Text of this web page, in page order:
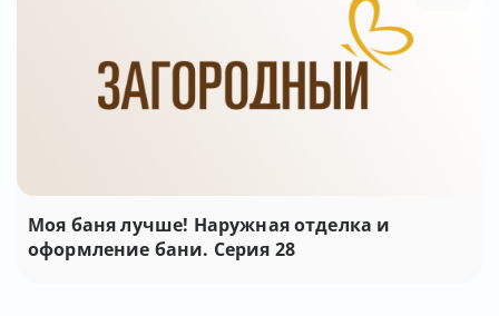
Моя баня лучше! Наружная отделка и
оформление бани. Серия 28